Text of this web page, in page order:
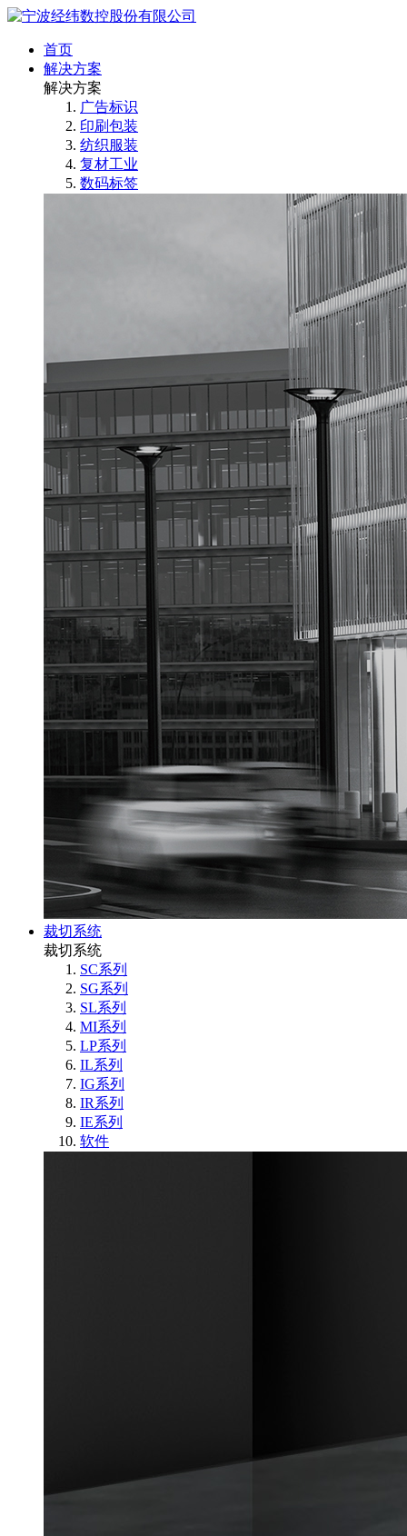
首页
解决方案
解决方案
广告标识
印刷包装
纺织服装
复材工业
数码标签
裁切系统
裁切系统
SC系列
SG系列
SL系列
MI系列
LP系列
IL系列
IG系列
IR系列
IE系列
软件